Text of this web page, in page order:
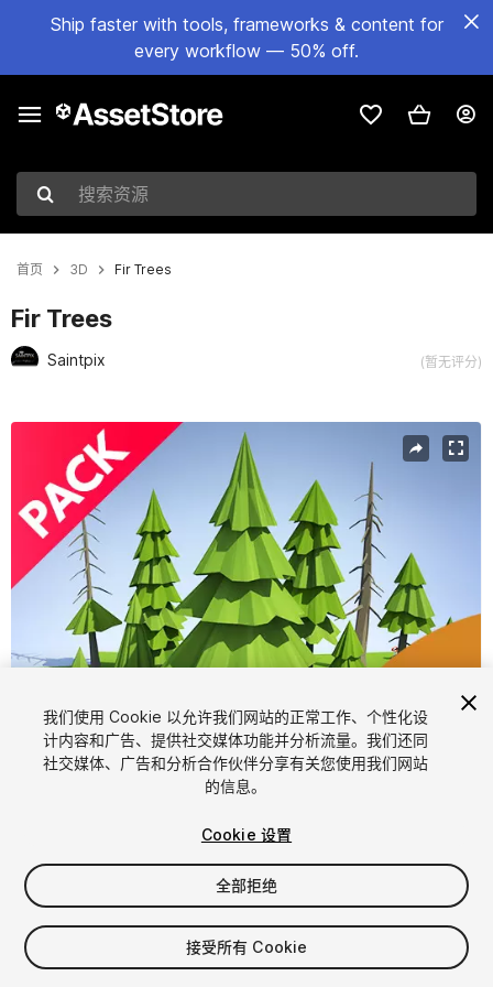
Ship faster with tools, frameworks & content for
every workflow — 50% off.
搜索资源
首页 3D Fir Trees
Fir Trees
Saintpix (暂无评分)
当前幻灯片：1 / 20
1 20
$15
我们使用 Cookie 以允许我们网站的正常工作、个性化设
计内容和广告、提供社交媒体功能并分析流量。我们还同
社交媒体、广告和分析合作伙伴分享有关您使用我们网站
的信息。
Cookie 设置
全部拒绝
接受所有 Cookie